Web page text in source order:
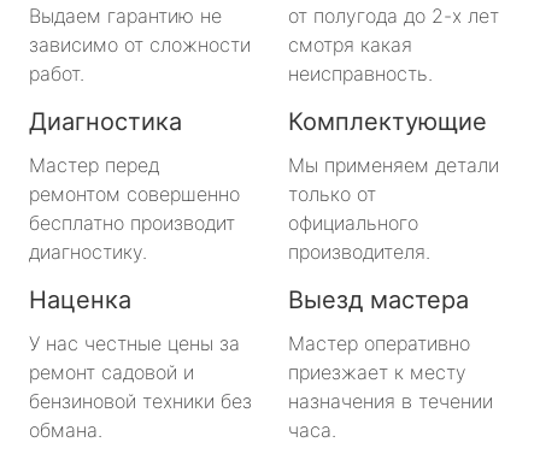
Выдаем гарантию не
зависимо от сложности
работ.
от полугода до 2-х лет
смотря какая
неисправность.
Диагностика
Мастер перед
ремонтом совершенно
бесплатно производит
диагностику.
Комплектующие
Мы применяем детали
только от
официального
производителя.
Наценка
У нас честные цены за
ремонт садовой и
бензиновой техники без
обмана.
Выезд мастера
Мастер оперативно
приезжает к месту
назначения в течении
часа.